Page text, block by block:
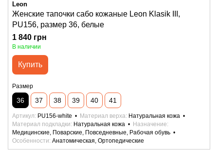
Leon
Женские тапочки сабо кожаные Leon Klasik III,
PU156, размер 36, белые
1 840 грн
В наличии
Купить
Размер
36 37 38 39 40 41
Артикул PU156-white Материал верха Натуральная кожа
Материал подкладки
Натуральная кожа
Назначение
Медицинские, Поварские, Повседневные, Рабочая обувь
Особенности Анатомическая, Ортопедические